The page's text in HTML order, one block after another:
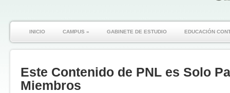
INICIO CAMPUS » GABINETE DE ESTUDIO EDUCACIÓN
Este Contenido de PNL es Solo
Miembros